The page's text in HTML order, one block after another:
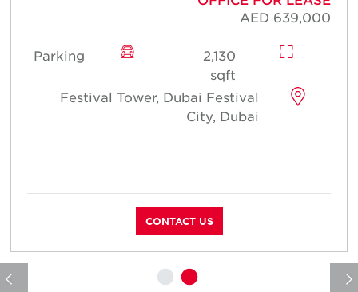
AED 639,000
2,130
sqft
Parking
Festival Tower, Dubai Festival
City, Dubai
CONTACT US